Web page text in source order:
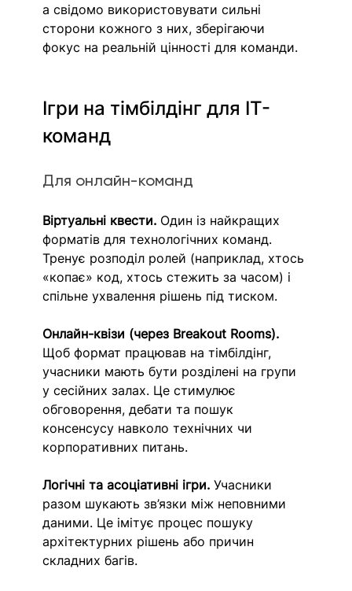
а свідомо використовувати сильні
сторони кожного з них, зберігаючи
фокус на реальній цінності для команди.
Ігри на тімбілдінг для IT-
команд
Для онлайн-команд
Віртуальні квести. Один із найкращих
форматів для технологічних команд.
Тренує розподіл ролей (наприклад, хтось
«копає» код, хтось стежить за часом) і
спільне ухвалення рішень під тиском.
Онлайн-квізи (через Breakout Rooms).
Щоб формат працював на тімбілдінг,
учасники мають бути розділені на групи
у сесійних залах. Це стимулює
обговорення, дебати та пошук
консенсусу навколо технічних чи
корпоративних питань.
Логічні та асоціативні ігри. Учасники
разом шукають зв’язки між неповними
даними. Це імітує процес пошуку
архітектурних рішень або причин
складних багів.